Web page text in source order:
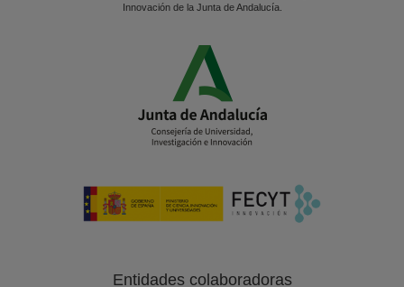
Innovación de la Junta de Andalucía.
Entidades colaboradoras